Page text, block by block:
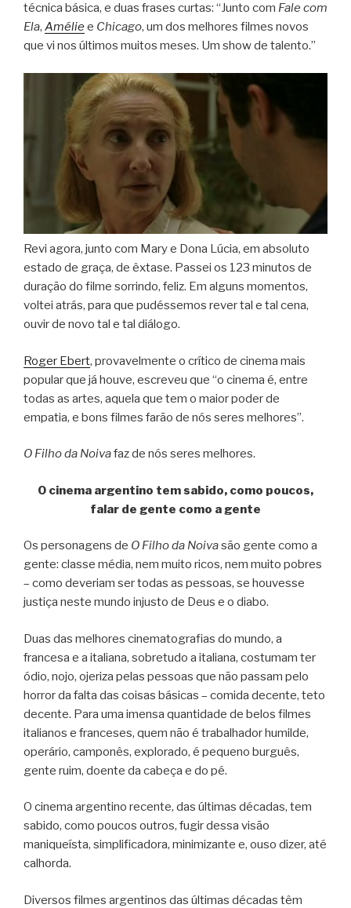
técnica básica, e duas frases curtas: “Junto com Fale com
Ela, Améliee Chicago, um dos melhores filmes novos
que vi nos últimos muitos meses. Um show de talento.”
Revi agora, junto com Mary e Dona Lúcia, em absoluto
estado de graça, de êxtase. Passei os 123 minutos de
duração do filme sorrindo, feliz. Em alguns momentos,
voltei atrás, para que pudéssemos rever tal e tal cena,
ouvir de novo tal e tal diálogo.
Roger Ebert, provavelmente o crítico de cinema mais
popular que já houve, escreveu que “o cinema é, entre
todas as artes, aquela que tem o maior poder de
empatia, e bons filmes farão de nós seres melhores”.
O Filho da Noivafaz de nós seres melhores.
O cinema argentino tem sabido, como poucos,
falar de gente como a gente
Os personagens de O Filho da Noivasão gente como a
gente: classe média, nem muito ricos, nem muito pobres
– como deveriam ser todas as pessoas, se houvesse
justiça neste mundo injusto de Deus e o diabo.
Duas das melhores cinematografias do mundo, a
francesa e a italiana, sobretudo a italiana, costumam ter
ódio, nojo, ojeriza pelas pessoas que não passam pelo
horror da falta das coisas básicas – comida decente, teto
decente. Para uma imensa quantidade de belos filmes
italianos e franceses, quem não é trabalhador humilde,
operário, camponês, explorado, é pequeno burguês,
gente ruim, doente da cabeça e do pé.
O cinema argentino recente, das últimas décadas, tem
sabido, como poucos outros, fugir dessa visão
maniqueísta, simplificadora, minimizante e, ouso dizer, até
calhorda.
Diversos filmes argentinos das últimas décadas têm